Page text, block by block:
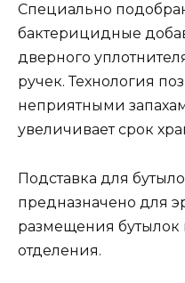
Специально
бактерицидные
дверного
ручек. Технология
неприятными
увеличивает срок
Подставка для
предназначено для
размещения бутылок
отделения.